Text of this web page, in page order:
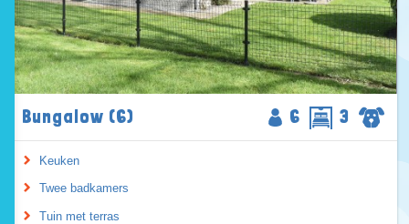
Bungalow (6) 6 3
Keuken
Twee badkamers
Tuin met terras